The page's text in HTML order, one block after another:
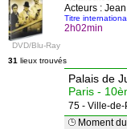
DVD/Blu-Ray
Acteurs :
Titre
2h02min
31 lieux trouvés
Palais de
Paris -
75 - Ville-de-
Moment